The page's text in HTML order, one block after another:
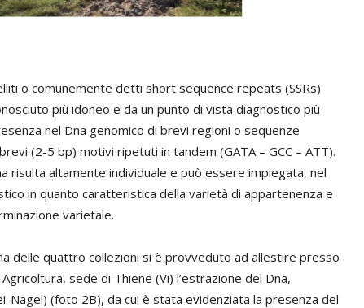
o comunemente detti short sequence repeats (SSRs)
più idoneo e da un punto di vista diagnostico più
nel Dna genomico di brevi regioni o sequenze
(2-5 bp) motivi ripetuti in tandem (GATA – GCC – ATT).
risulta altamente individuale e può essere impiegata, nel
in quanto caratteristica della varietà di appartenenza e
varietale.
delle quattro collezioni si è provveduto ad allestire presso
sede di Thiene (Vi) l’estrazione del Dna,
Nagel) (foto 2B), da cui è stata evidenziata la presenza del